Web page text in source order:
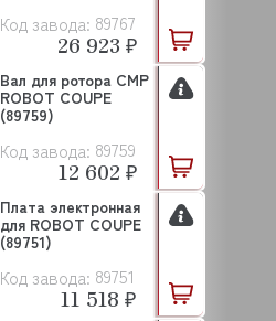
Код завода: 89767
26 923 ₽
Код завода: 89759
Вал для ротора CMP
ROBOT COUPE
(89759)
12 602 ₽
Код завода: 89751
Плата электронная
для ROBOT COUPE
(89751)
11 518 ₽